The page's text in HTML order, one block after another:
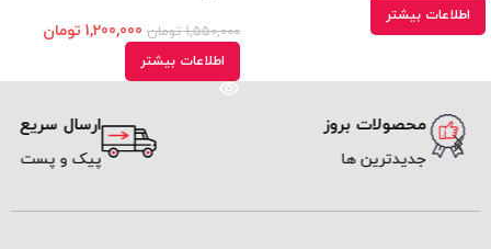
اطلاعات بیشتر
1,550,000 تومان 1,200,000 تومان
اطلاعات بیشتر
محصولات بروز
جدیدترین ها
ارسال سریع
پیک و پست